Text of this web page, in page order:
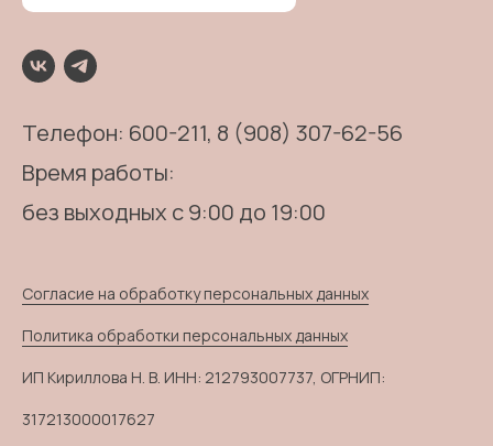
Телефон: 600-211, 8 (908) 307-62-56
Время работы:
без выходных с 9:00 до 19:00
Согласие на обработку персональных данных
Политика обработки персональных данных
ИП Кириллова Н. В. ИНН: 212793007737, ОГРНИП:
317213000017627